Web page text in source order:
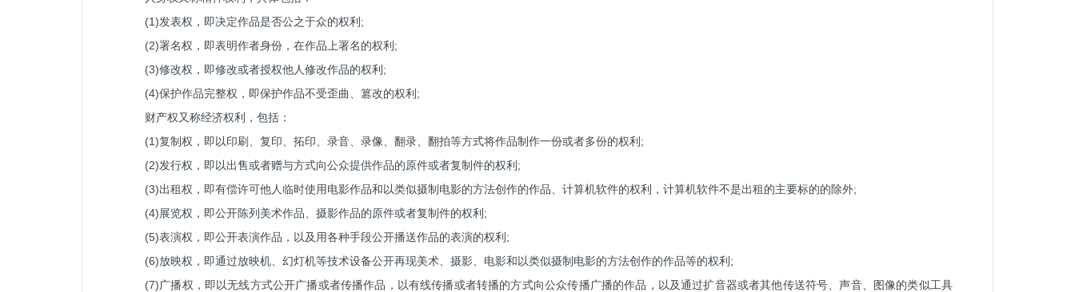
(1)发表权，即决定作品是否公之于众的权利;
(2)署名权，即表明作者身份，在作品上署名的权利;
(3)修改权，即修改或者授权他人修改作品的权利;
(4)保护作品完整权，即保护作品不受歪曲、篡改的权利;
财产权又称经济权利，包括：
(1)复制权，即以印刷、复印、拓印、录音、录像、翻录、翻拍等方式将作品制作一份或者多份的权利;
(2)发行权，即以出售或者赠与方式向公众提供作品的原件或者复制件的权利;
(3)出租权，即有偿许可他人临时使用电影作品和以类似摄制电影的方法创作的作品、计算机软件的权利，计算机软件不是出租的主要标的的除外;
(4)展览权，即公开陈列美术作品、摄影作品的原件或者复制件的权利;
(5)表演权，即公开表演作品，以及用各种手段公开播送作品的表演的权利;
(6)放映权，即通过放映机、幻灯机等技术设备公开再现美术、摄影、电影和以类似摄制电影的方法创作的作品等的权利;
(7)广播权，即以无线方式公开广播或者传播作品，以有线传播或者转播的方式向公众传播广播的作品，以及通过扩音器或者其他传送符号、声音、图像的类似工具